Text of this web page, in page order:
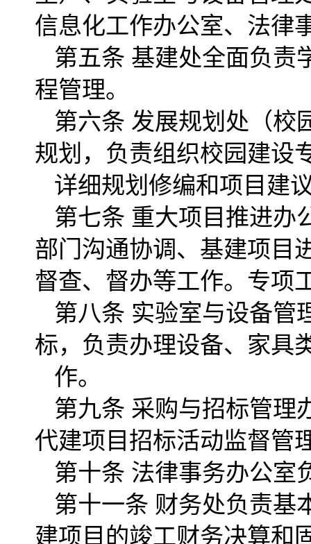
信息化工作办公室、法律
第五条 基建处全面负责
程管理。
第六条 发展规划处（校
规划，负责组织校园建设
详细规划修编和项目建
第七条 重大项目推进办
部门沟通协调、基建项目
督查、督办等工作。专项
第八条 实验室与设备管
标，负责办理设备、家具
作。
第九条 采购与招标管理
代建项目招标活动监督管
第十条 法律事务办公室
第十一条 财务处负责基
建项目的竣工财务决算和